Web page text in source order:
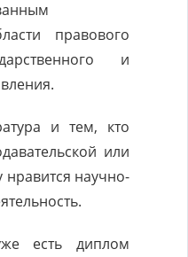
правового
и
и тем, кто
или
научно-
есть диплом